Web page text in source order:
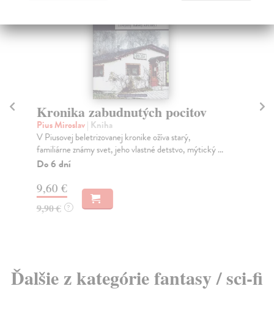
Kronika zabudnutých pocitov
Pius Miroslav| Kniha
V Piusovej beletrizovanej kronike ožíva starý,
familiárne známy svet, jeho vlastné detstvo, mýtický ...
Do 6 dní
9,60 €
9,90 € ?
Ďalšie z kategórie fantasy / sci-fi